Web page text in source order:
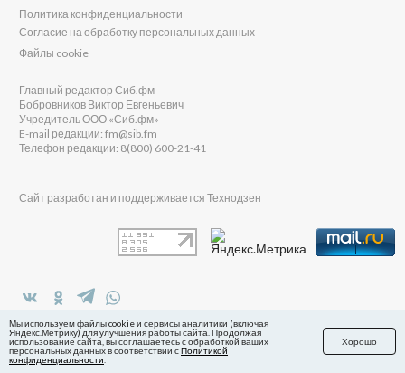
в Яндекс.Дзен
Политика конфиденциальности
Согласие на обработку персональных данных
Файлы cookie
Главный редактор Сиб.фм
Бобровников Виктор Евгеньевич
Учредитель ООО «Сиб.фм»
E-mail редакции: fm@sib.fm
Телефон редакции: 8(800) 600-21-41
Сайт разработан и поддерживается Технодзен
Мы используем файлы cookie и сервисы аналитики (включая
Яндекс.Метрику) для улучшения работы сайта. Продолжая
использование сайта, вы соглашаетесь с обработкой ваших
персональных данных в соответствии сПолитикой
конфиденциальности
Хорошо